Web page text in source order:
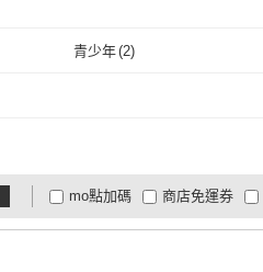
青少年(2)
mo點加碼
大家電安心配
大家電快配
商店免運券